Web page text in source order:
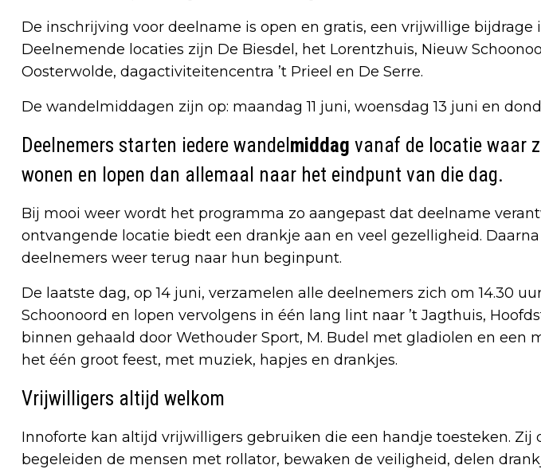
De inschrijving voor deelname is open en gratis, een vrijwillige bijdrage
Deelnemende locaties zijn De Biesdel, het Lorentzhuis, Nieuw
Oosterwolde, dagactiviteitencentra ’t Prieel en De Serre.
De wandelmiddagen zijn op: maandag 11 juni, woensdag 13 juni en
Deelnemers starten iedere wandel middag vanaf de locatie waar
wonen en lopen dan allemaal naar het eindpunt van die dag.
Bij mooi weer wordt het programma zo aangepast dat deelname
ontvangende locatie biedt een drankje aan en veel gezelligheid.
deelnemers weer terug naar hun beginpunt.
De laatste dag, op 14 juni, verzamelen alle deelnemers zich om 14.30
Schoonoord en lopen vervolgens in één lang lint naar ’t Jagthuis,
binnen gehaald door Wethouder Sport, M. Budel met gladiolen en een
het één groot feest, met muziek, hapjes en drankjes.
Vrijwilligers altijd welkom
Innoforte kan altijd vrijwilligers gebruiken die een handje toesteken. Zij
begeleiden de mensen met rollator, bewaken de veiligheid, delen